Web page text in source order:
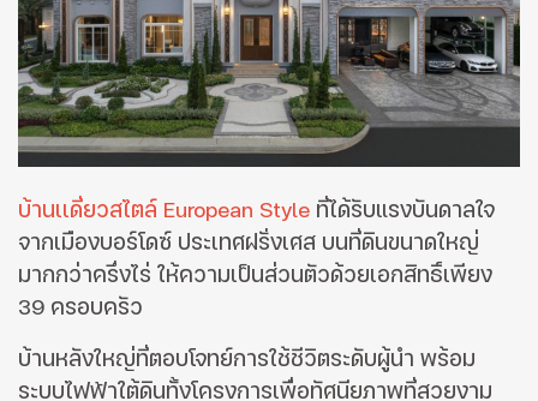
บ้านเเดี่ยวสไตล์ European Style ที่ได้รับแรงบันดาลใจ
จากเมืองบอร์โดซ์ ประเทศฝรั่งเศส บนที่ดินขนาดใหญ่
มากกว่าครึ่งไร่ ให้ความเป็นส่วนตัวด้วยเอกสิทธิ์เพียง
39 ครอบครัว
บ้านหลังใหญ่ที่ตอบโจทย์การใช้ชีวิตระดับผู้นำ พร้อม
ระบบไฟฟ้าใต้ดินทั้งโครงการเพื่อทัศนียภาพที่สวยงาม